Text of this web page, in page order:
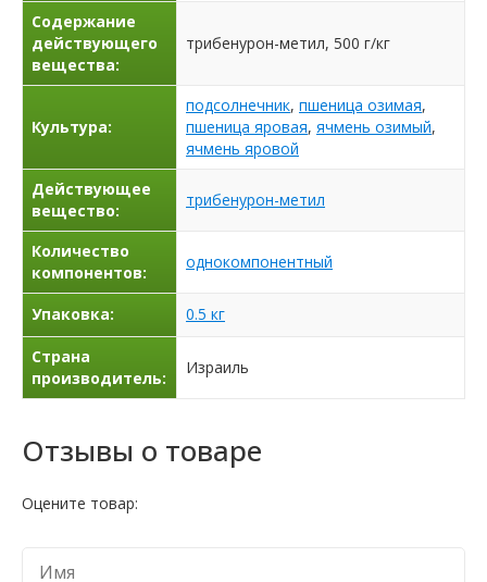
Содержание
действующего
вещества:
трибенурон-метил, 500 г/кг
Культура:
подсолнечник, пшеница озимая,
пшеница яровая, ячмень озимый,
ячмень яровой
Действующее
вещество:
трибенурон-метил
Количество
компонентов:
однокомпонентный
Упаковка: 0.5 кг
Страна
производитель:
Израиль
Отзывы о товаре
Оцените товар: